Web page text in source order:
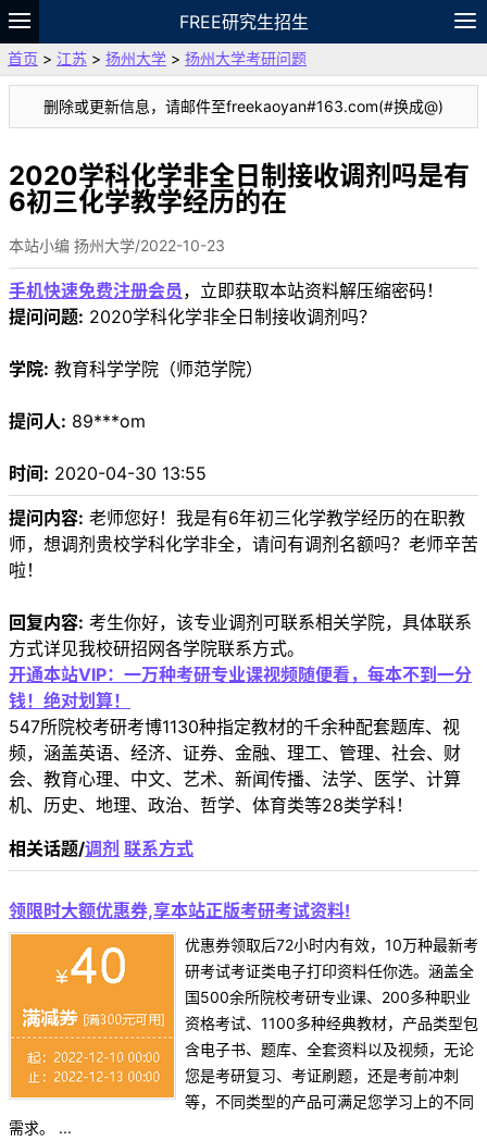
FREE研究生招生
题库
故事 专题 APP 笔记
VIP
资料
首页 > 江苏 > 扬州大学 > 扬州大学考研问题
删除或更新信息，请邮件至freekaoyan#163.com(#换成@)
2020学科化学非全日制接收调剂吗是有
6初三化学教学经历的在
本站小编 扬州大学/2022-10-23
手机快速免费注册会员 ，立即获取本站资料解压缩密码！
提问问题: 2020学科化学非全日制接收调剂吗？
学院: 教育科学学院（师范学院）
提问人: 89***om
时间: 2020-04-30 13:55
提问内容: 老师您好！我是有6年初三化学教学经历的在职教
师，想调剂贵校学科化学非全，请问有调剂名额吗？老师辛苦
啦！
回复内容: 考生你好，该专业调剂可联系相关学院，具体联系
方式详见我校研招网各学院联系方式。
开通本站VIP：一万种考研专业课视频随便看，每本不到一分
钱！绝对划算！
547所院校考研考博1130种指定教材的千余种配套题库、视
频，涵盖英语、经济、证券、金融、理工、管理、社会、财
会、教育心理、中文、艺术、新闻传播、法学、医学、计算
机、历史、地理、政治、哲学、体育类等28类学科！
相关话题/调剂 联系方式
领限时大额优惠券,享本站正版考研考试资料!
优惠券领取后72小时内有效，10万种最新考
研考试考证类电子打印资料任你选。涵盖全
国500余所院校考研专业课、200多种职业
资格考试、1100多种经典教材，产品类型包
含电子书、题库、全套资料以及视频，无论
您是考研复习、考证刷题，还是考前冲刺
等，不同类型的产品可满足您学习上的不同
需求。 ...